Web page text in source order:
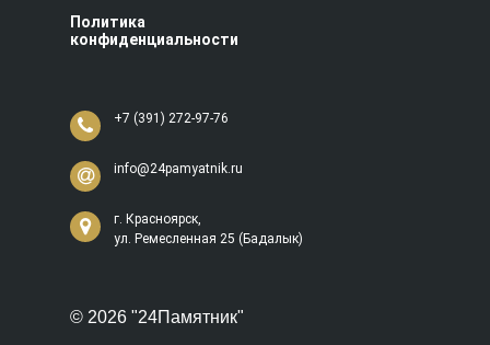
© 2026 "24Памятник"
Политика
конфиденциальности
+7 (391) 272-97-76
info@24pamyatnik.ru
г. Красноярск,
ул. Ремесленная 25 (Бадалык)